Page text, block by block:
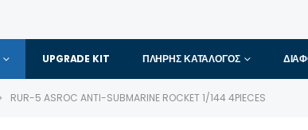
UPGRADE KIT ΠΛΉΡΗΣ ΚΑΤΆΛΟΓΟΣ
RUR-5 ASROC ANTI-SUBMARINE ROCKET 1/144 4PIECES